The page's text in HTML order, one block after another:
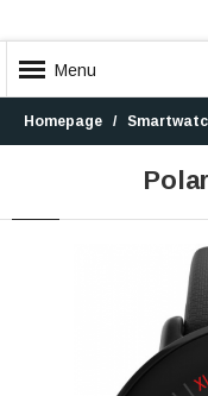
Menu
Homepage